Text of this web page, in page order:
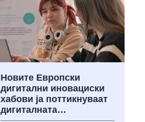
Новите Европски
дигитални иновациски
хабови ја поттикнуваат
дигиталната…